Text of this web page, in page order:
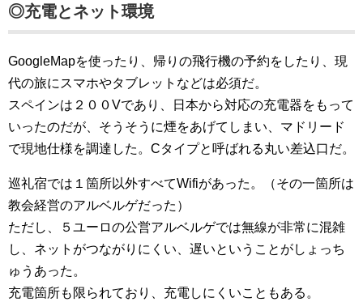
◎充電とネット環境
GoogleMapを使ったり、帰りの飛行機の予約をしたり、現
代の旅にスマホやタブレットなどは必須だ。
スペインは２００Vであり、日本から対応の充電器をもって
いったのだが、そうそうに煙をあげてしまい、マドリード
で現地仕様を調達した。Cタイプと呼ばれる丸い差込口だ。
巡礼宿では１箇所以外すべてWifiがあった。（その一箇所は
教会経営のアルベルゲだった）
ただし、５ユーロの公営アルベルゲでは無線が非常に混雑
し、ネットがつながりにくい、遅いということがしょっち
ゅうあった。
充電箇所も限られており、充電しにくいこともある。